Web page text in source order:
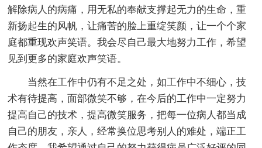
解除病人的病痛，用无私的奉献支撑起无力的生命，重
新扬起生的风帆，让痛苦的脸上重绽笑颜，让一个个家
庭都重现欢声笑语。我会尽自己最大地努力工作，希望
见到更多的家庭欢声笑语。
当然在工作中仍有不足之处，如工作中不细心，技
术有待提高，面部微笑不够，在今后的工作中一定努力
提高自己的技术，提高微笑服务，把每一位病人都当成
自己的朋友，亲人，经常换位思考别人的难处，端正工